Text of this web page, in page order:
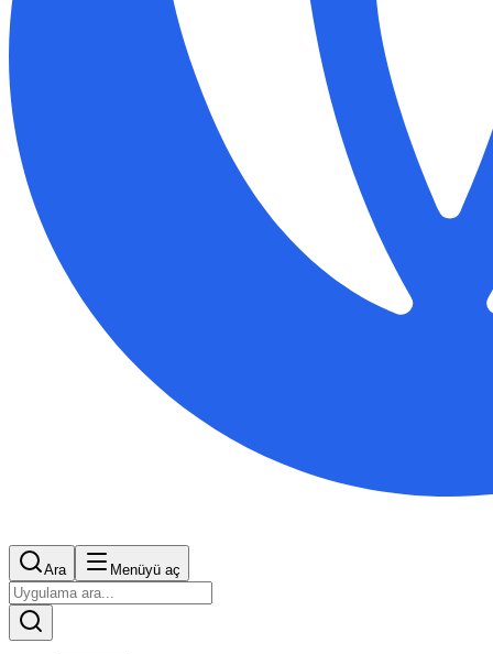
Ara Menüyü aç